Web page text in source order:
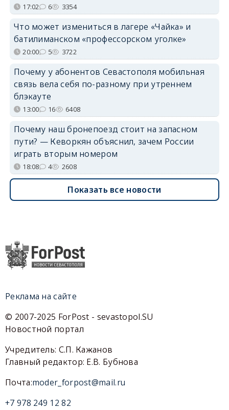
17:02 6 3354
Что может измениться в лагере «Чайка» и
батилиманском «профессорском уголке»
20:00 5 3722
Почему у абонентов Севастополя мобильная
связь вела себя по-разному при утреннем
блэкауте
13:00 16 6408
Почему наш бронепоезд стоит на запасном
пути? — Кеворкян объяснил, зачем России
играть вторым номером
18:08 4 2608
Показать все новости
Реклама на сайте
© 2007-2025 ForPost - sevastopol.SU
Новостной портал
Учредитель: С.П. Кажанов
Главный редактор: Е.В. Бубнова
Почта:moder_forpost@mail.ru
+7 978 249 12 82